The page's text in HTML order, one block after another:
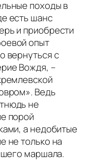
походы в
есть шанс
и приобрести
опыт
вернуться с
Вождя, –
Ведь
не
порой
а недобитые
не только на
маршала.